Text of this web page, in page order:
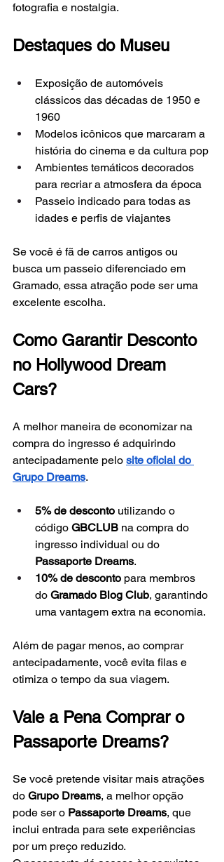
fotografia e nostalgia.
Destaques do Museu
Exposição de automóveis
clássicos das décadas de 1950 e
1960
Modelos icônicos que marcaram a
história do cinema e da cultura pop
Ambientes temáticos decorados
para recriar a atmosfera da época
Passeio indicado para todas as
idades e perfis de viajantes
Se você é fã de carros antigos ou
busca um passeio diferenciado em
Gramado, essa atração pode ser uma
excelente escolha.
Como Garantir Desconto
no Hollywood Dream
Cars?
A melhor maneira de economizar na
compra do ingresso é adquirindo
antecipadamente pelo site oficial do
Grupo Dreams.
5% de desconto utilizando o
código GBCLUB na compra do
ingresso individual ou do
Passaporte Dreams.
10% de desconto para membros
do Gramado Blog Club, garantindo
uma vantagem extra na economia.
Além de pagar menos, ao comprar
antecipadamente, você evita filas e
otimiza o tempo da sua viagem.
Vale a Pena Comprar o
Passaporte Dreams?
Se você pretende visitar mais atrações
do Grupo Dreams, a melhor opção
pode ser o Passaporte Dreams, que
inclui entrada para sete experiências
por um preço reduzido.